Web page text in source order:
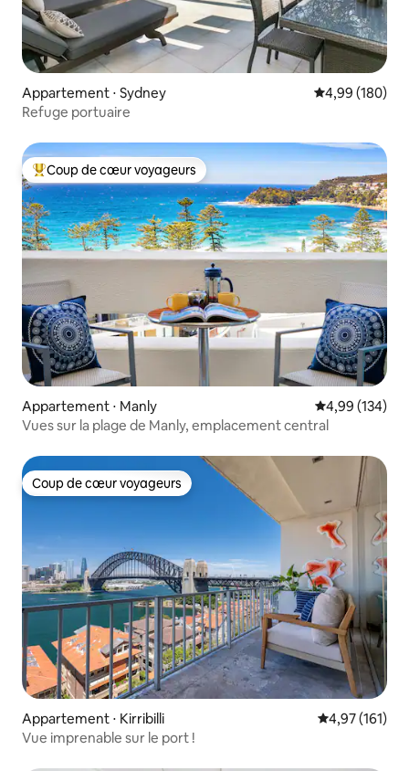
Appartement ⋅ Sydney Évaluation
4,99 (180)
Refuge portuaire
Coups de cœur voyageurs les plus appréciés
Coup de cœur voyageurs
Appartement ⋅ Manly Évaluation
4,99 (134)
Vues sur la plage de Manly, emplacement central
Coup de cœur voyageurs
Coup de cœur voyageurs
Appartement ⋅ Kirribilli Évaluation
4,97 (161)
Vue imprenable sur le port !